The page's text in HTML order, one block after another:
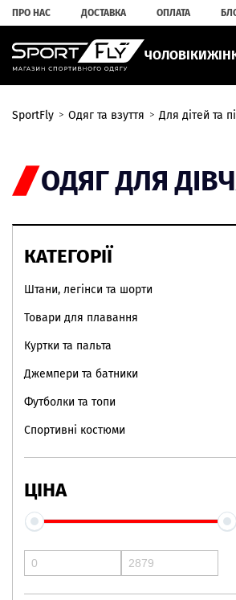
ПРО НАС ДОСТАВКА ОПЛАТА
ЧОЛОВІКИ
SportFly Одяг та взуття Для дітей та
ОДЯГ ДЛЯ
КАТЕГОРІЇ
Штани, легінси та шорти
Товари для плавання
Куртки та пальта
Джемпери та батники
Футболки та топи
Спортивні костюми
ЦІНА